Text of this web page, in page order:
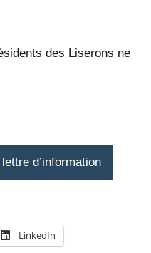
des Liserons ne
d’information
LinkedIn